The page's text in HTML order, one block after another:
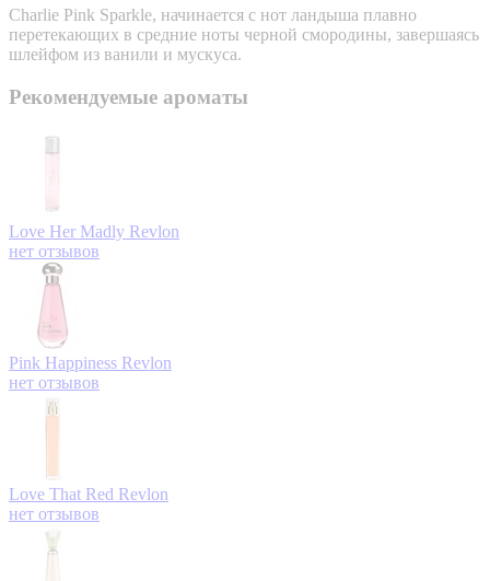
Charlie Pink Sparkle, начинается с нот ландыша плавно
перетекающих в средние ноты черной смородины, завершаясь
шлейфом из ванили и мускуса.
Рекомендуемые ароматы
Love Her Madly Revlon
нет отзывов
Pink Happiness Revlon
нет отзывов
Love That Red Revlon
нет отзывов